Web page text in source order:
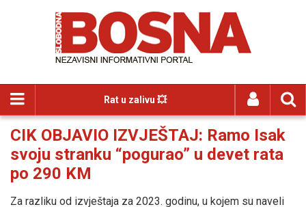
Rat u zalivu 💥
CIK OBJAVIO IZVJEŠTAJ: Ramo Isak
svoju stranku “pogurao” u devet rata
po 290 KM
Za razliku od izvještaja za 2023. godinu, u kojem su naveli